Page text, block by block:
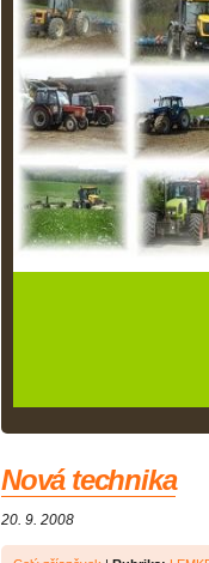
Nová technika
20. 9. 2008